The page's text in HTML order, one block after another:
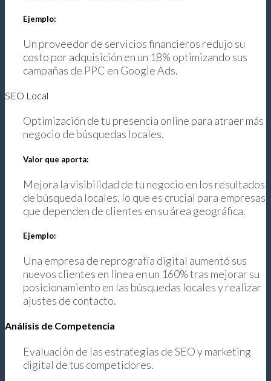
Ejemplo:
Un proveedor de servicios financieros redujo su
costo por adquisición en un 18% optimizando sus
campañas de PPC en Google Ads.
SEO Local
Optimización de tu presencia online para atraer más
negocio de búsquedas locales.
Valor que aporta:
Mejora la visibilidad de tu negocio en los resultados
de búsqueda locales, lo que es crucial para empresas
que dependen de clientes en su área geográfica.
Ejemplo:
Una empresa de reprografía digital aumentó sus
nuevos clientes en línea en un 160% tras mejorar su
posicionamiento en las búsquedas locales y realizar
ajustes de contacto.
Análisis de Competencia
Evaluación de las estrategias de SEO y marketing
digital de tus competidores.